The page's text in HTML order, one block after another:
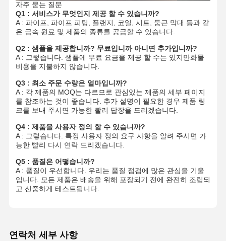
스테인레스 강 이음매 없는 관
스테인레스 강 위생 파이프 맞춤
BA 튜브
스테인레스 강 용접관
스테인리스강 코일 시트
자주 묻는 질문
Q1 : 서비스가 무엇인지 제공 할 수 있습니까?
A : 파이프, 파이프 피팅, 플랜지, 코일, 시트, 둥근 막대 등과 같
은 금속 원료 및 제품의 종류를 공급할 수 있습니다.
Q2 : 샘플을 제공합니까? 무료입니까 아니면 추가입니까?
A : 그렇습니다. 샘플에 무료 요금을 제공 할 수는 있지만화물
비용을 지불하지 않습니다.
Q3 : 최소 주문 수량은 얼마입니까?
A : 각 제품의 MOQ는 다르므로 관심있는 제품의 세부 페이지
를 참조하는 것이 좋습니다. 추가 설명이 필요한 경우 제품 링
크를 보내 주시면 가능한 빨리 답장을 드리겠습니다.
Q4 : 제품을 사용자 정의 할 수 있습니까?
A : 그렇습니다. 특정 사용자 정의 요구 사항을 알려 주시면 가
능한 빨리 다시 연락 드리겠습니다.
Q5 : 품질은 어떻습니까?
A : 품질이 우선합니다. 우리는 품질 점검에 많은 관심을 기울
입니다. 모든 제품은 배송을 위해 포장되기 전에 완전히 조립되
고 신중하게 테스트됩니다.
연락처 세부 사항